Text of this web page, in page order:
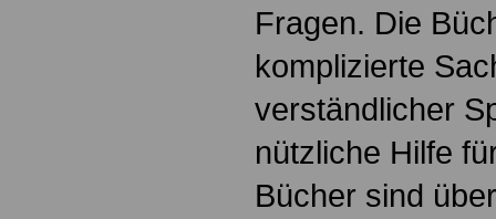
Fragen. Die
komplizierte
verständlicher
nützliche Hilfe
Bücher sind